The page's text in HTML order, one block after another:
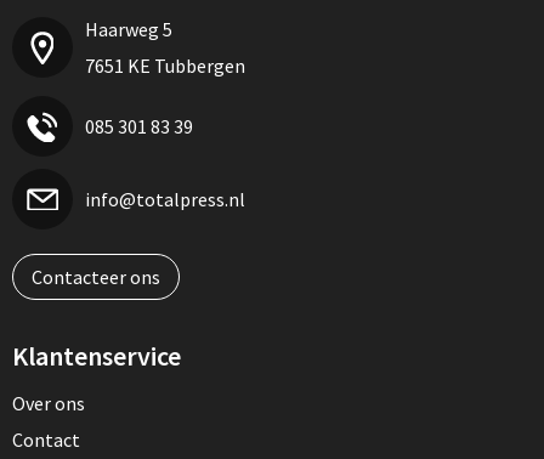
Haarweg 5
7651 KE Tubbergen
085 301 83 39
info@totalpress.nl
Contacteer ons
Klantenservice
Over ons
Contact